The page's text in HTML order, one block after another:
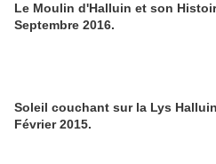
Le Moulin d'Halluin et son
Septembre 2016.
Soleil couchant sur la Lys
Février 2015.